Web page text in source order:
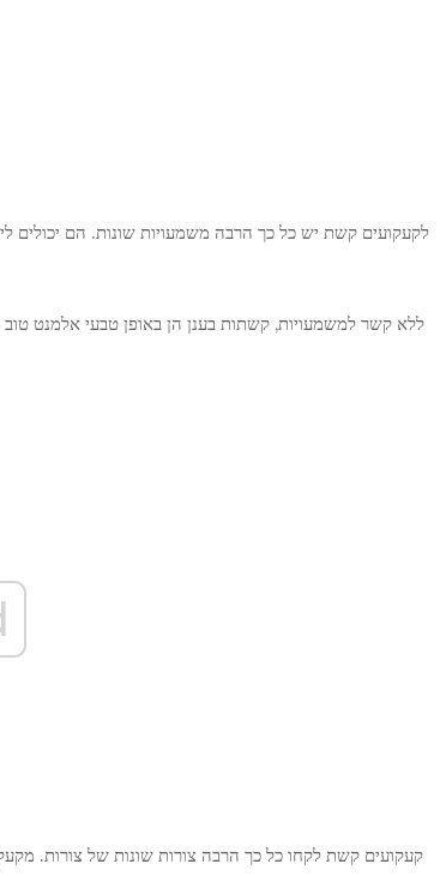
לקעקועים קשת יש כל כך הרבה משמעויות שונות. הם יכולים
ללא קשר למשמעויות, קשתות בענן הן באופן טבעי אלמנט טוב
קעקועים קשת לקחו כל כך הרבה צורות שונות של צורות.